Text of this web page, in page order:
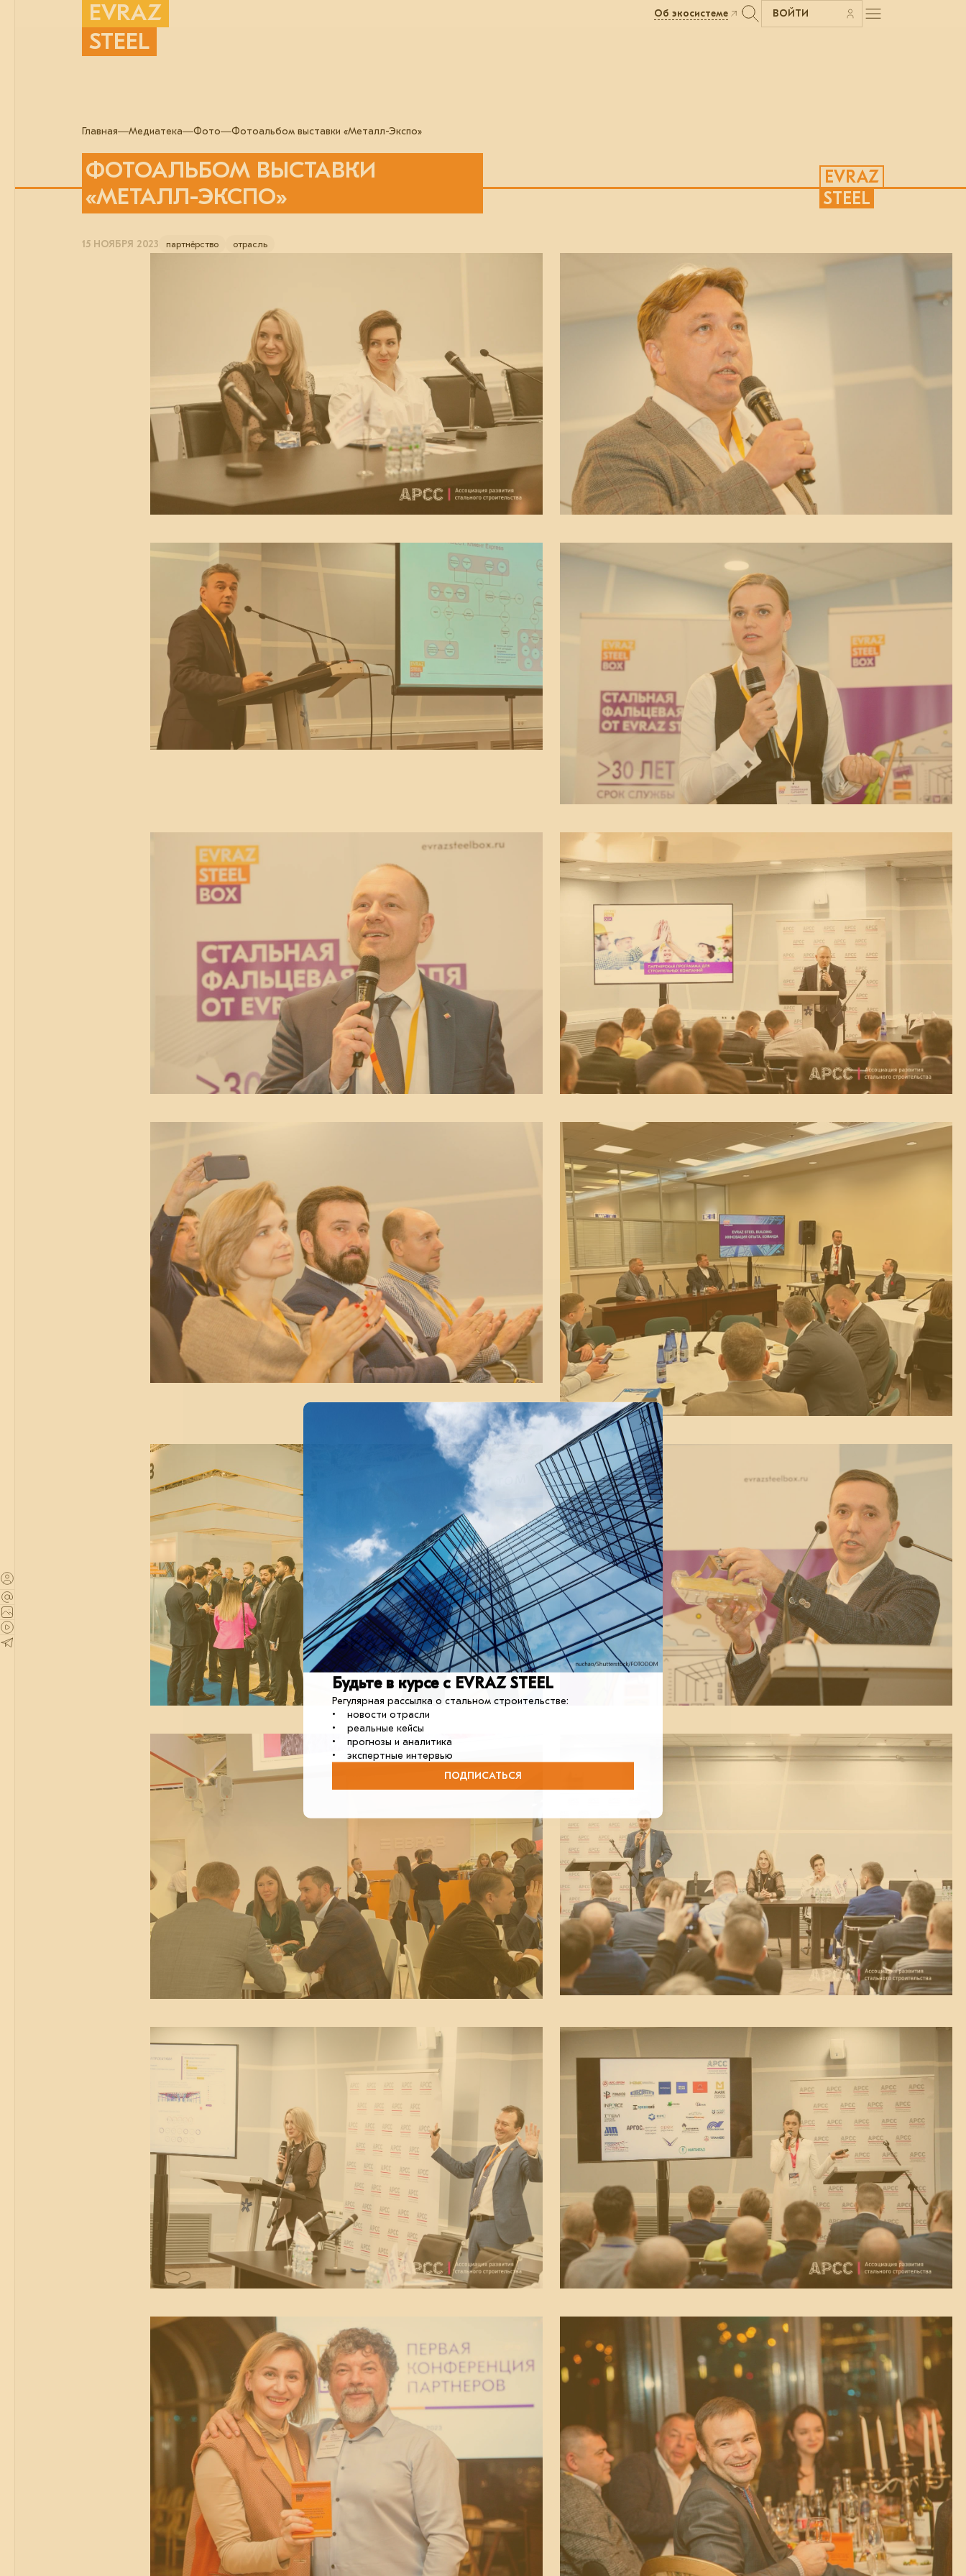
EVRAZ
STEEL
Об экосистеме ВОЙТИ
Главная Медиатека Фото Фотоальбом выставки «Металл-Экспо»
EVRAZ
STEEL
ФОТОАЛЬБОМ ВЫСТАВКИ
«МЕТАЛЛ-ЭКСПО»
15 НОЯБРЯ 2023 партнёрство отрасль
Будьте в курсе с EVRAZ STEEL
Регулярная рассылка о стальном строительстве:
• новости отрасли
• реальные кейсы
• прогнозы и аналитика
• экспертные интервью
ПОДПИСАТЬСЯ